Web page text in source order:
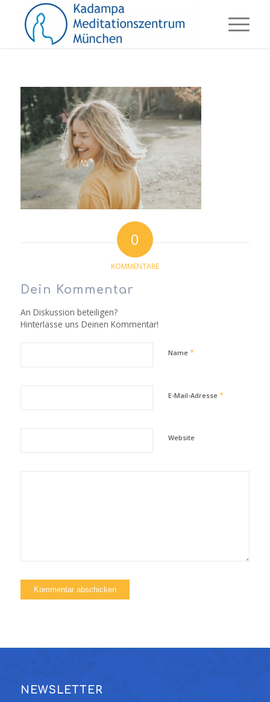
0
KOMMENTARE
Dein Kommentar
An Diskussion beteiligen?
Hinterlasse uns Deinen Kommentar!
Name *
E-Mail-Adresse *
Website
NEWSLETTER